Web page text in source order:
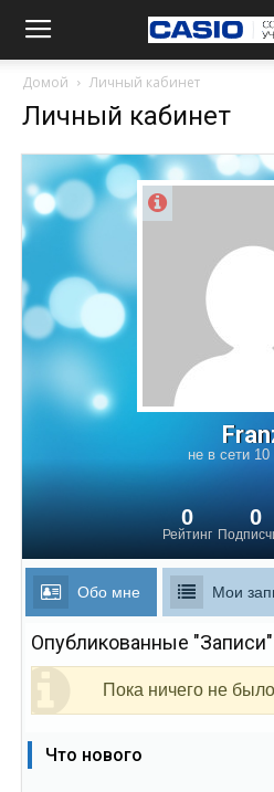
Домой Личный кабинет
Личный кабинет
не в сети
Рейтинг
0 0
Обо мне Мои
Опубликованные "Записи"
Пока ничего не
Что нового